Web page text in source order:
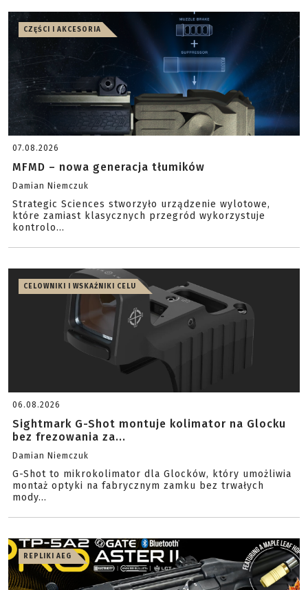
CZĘŚCI I AKCESORIA
07.08.2026
MFMD – nowa generacja tłumików
Damian Niemczuk
Strategic Sciences stworzyło urządzenie wylotowe,
które zamiast klasycznych przegród wykorzystuje
kontrolo...
CELOWNIKI I WSKAŹNIKI CELU
06.08.2026
Sightmark G-Shot montuje kolimator na Glocku
bez frezowania za...
Damian Niemczuk
G-Shot to mikrokolimator dla Glocków, który umożliwia
montaż optyki na fabrycznym zamku bez trwałych
mody...
REPLIKI AEG